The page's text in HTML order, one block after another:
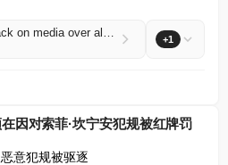
Fifa launches new attack on media over alleged ‘concerted effort’ to undermine Gianni Infantino +1
因对索菲·坎宁安犯规被红牌罚
意犯规被驱逐